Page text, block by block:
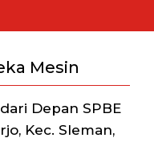
Mesin
Depan SPBE
Kec. Sleman,